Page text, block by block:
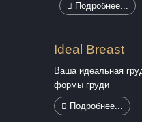
Подробнее...
Ideal Breast
Вашa идеальная
формы груди
Подробнее...